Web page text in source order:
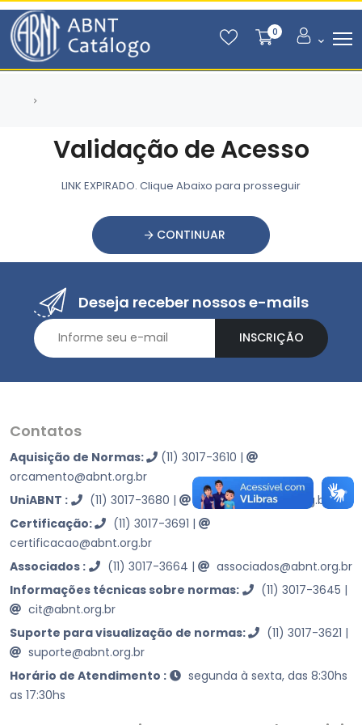
0
Validação de Acesso
LINK EXPIRADO. Clique Abaixo para prosseguir
CONTINUAR
Deseja receber nossos e-mails
INSCRIÇÃO
Contatos
Aquisição de Normas: (11) 3017-3610 |
orcamento@abnt.org.br
UniABNT :
(11) 3017-3680 |
educacao@abnt.org.br
Certificação:
(11) 3017-3691 |
certificacao@abnt.org.br
Associados :
(11) 3017-3664 |
associados@abnt.org.br
Informações técnicas sobre normas:
(11) 3017-3645 |
cit@abnt.org.br
Suporte para visualização de normas:
(11) 3017-3621 |
suporte@abnt.org.br
Horário de Atendimento :
segunda à sexta, das 8:30hs
as 17:30hs